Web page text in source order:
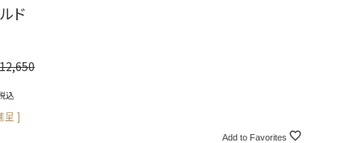
ド
12,650
込
呈 ]
Add to Favorites